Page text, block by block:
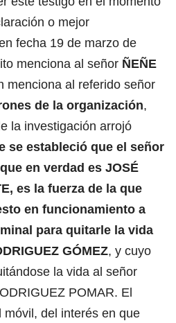
o mejor
fecha 19 de marzo de
menciona al señor ÑEÑE
menciona al referido señor
de la organización,
la investigación arrojó
se estableció que el señor
en verdad es JOSÉ
es la fuerza de la que
en funcionamiento a
para quitarle la vida
GÓMEZ, y cuyo
la vida al señor
POMAR. El
móvil, del interés en que